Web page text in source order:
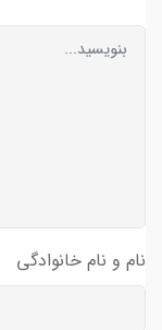
نام و نام خانوادگی